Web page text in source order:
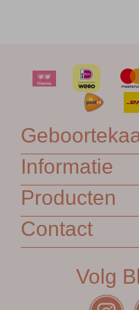
Informatie
Producten
Contact
Volg